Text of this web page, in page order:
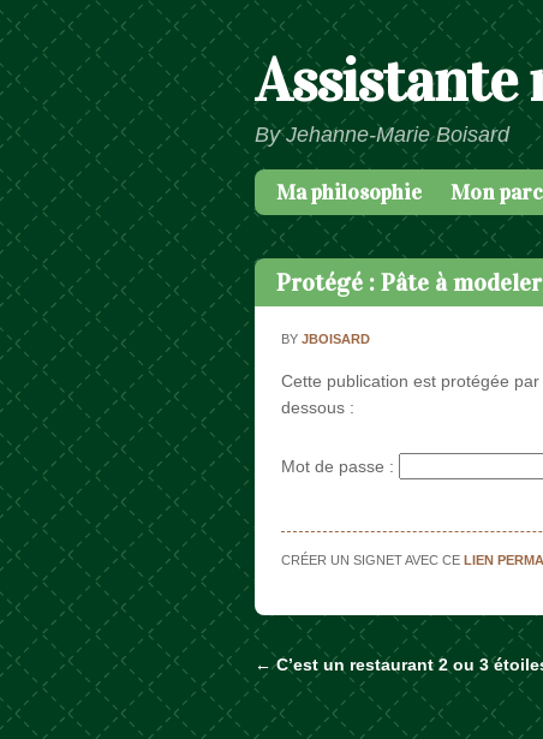
Assistante
By Jehanne-Marie Boisard
Menu
Passer au contenu
Ma philosophie Mon
Protégé : Pâte à modeler
BYJBOISARD
Cette publication est protégée
dessous :
Mot de passe :
CRÉER UN SIGNET AVEC CELIEN
Naviguer dans les
←C’est un restaurant 2 ou 3